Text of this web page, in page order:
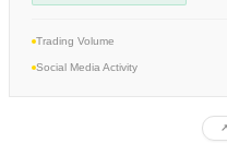
Trading Volume
Social Media Activity